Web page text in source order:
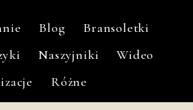
Blog
Bransoletki
Naszyjniki
Wideo
Różne